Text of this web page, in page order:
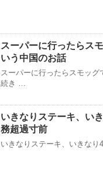
スーパーに行ったらス
いう中国のお話
スーパーに行ったらスモッ
続き …
いきなりステーキ、い
務超過寸前
いきなりステーキ、いきな